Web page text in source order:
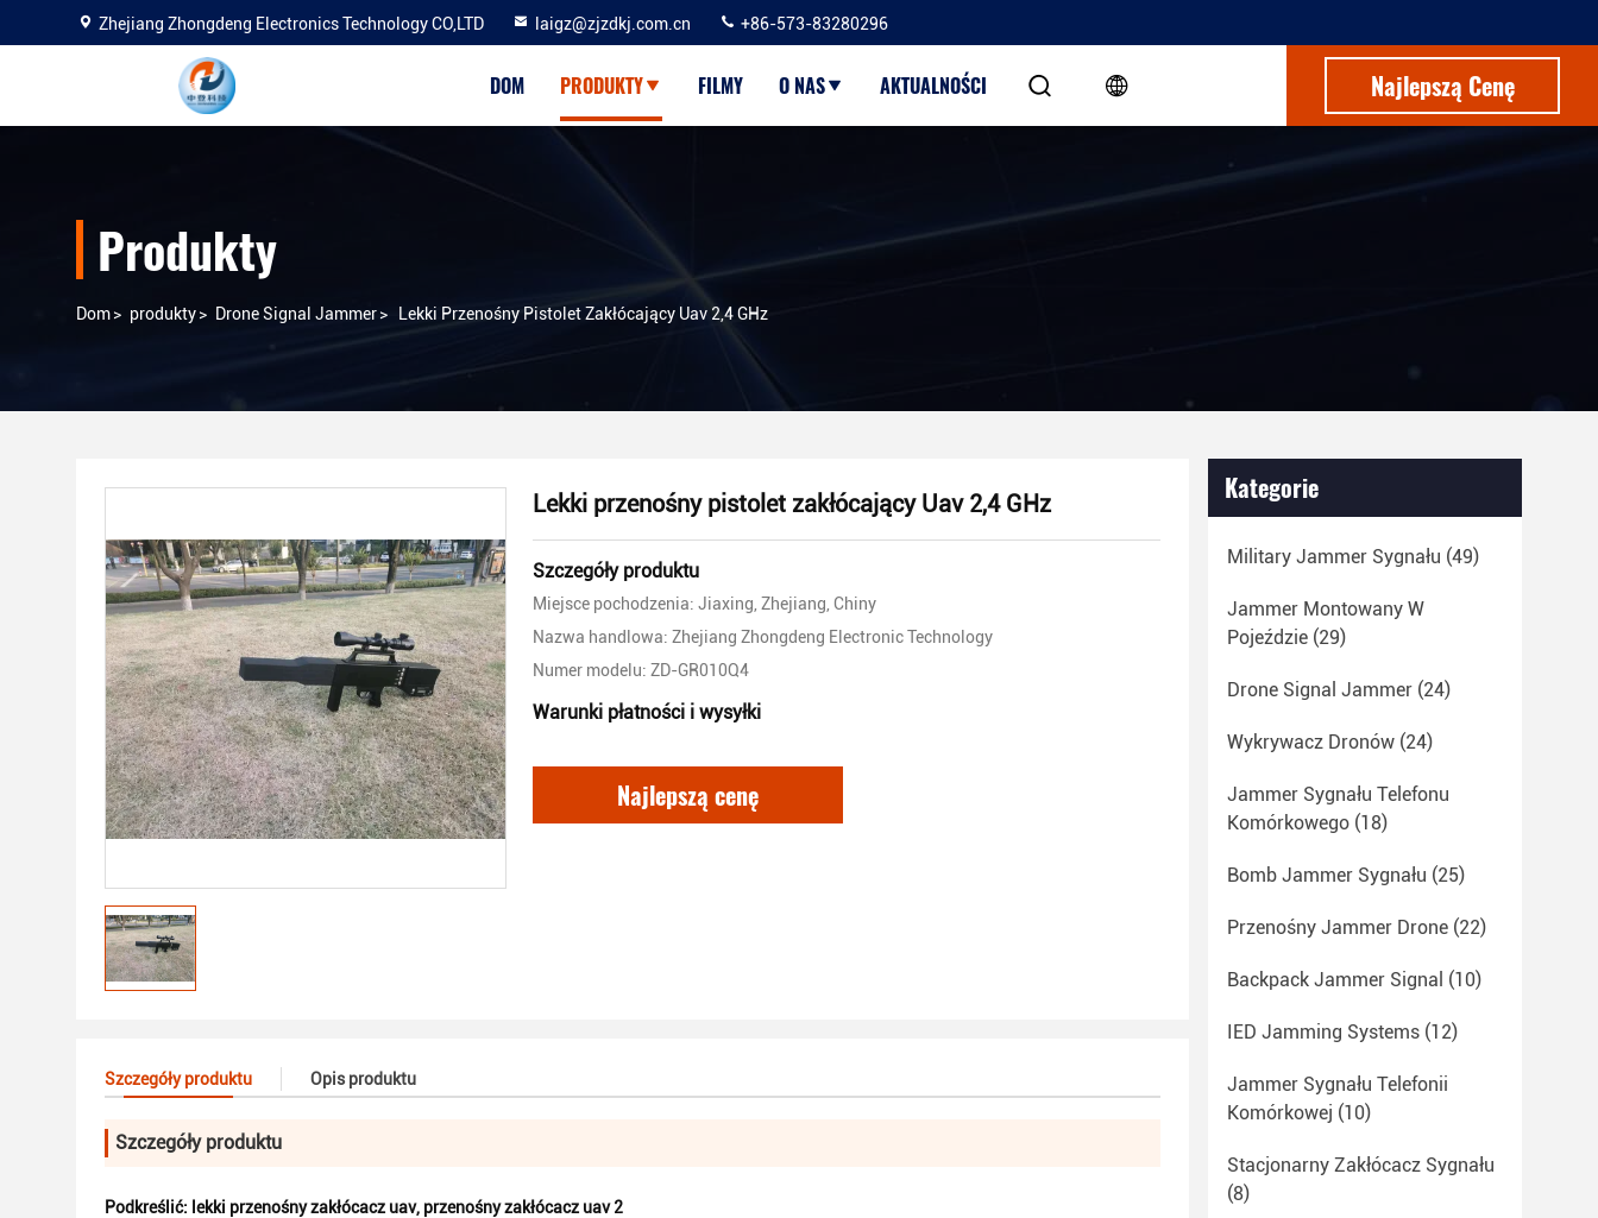
Zhejiang Zhongdeng Electronics Technology CO,LTD laigz@zjzdkj.com.cn +86-573-83280296
DOM PRODUKTY FILMY O NAS AKTUALNOŚCI Najlepszą Cenę
Produkty
Dom> produkty> Drone Signal Jammer> Lekki Przenośny Pistolet Zakłócający Uav 2,4 GHz
Lekki przenośny pistolet zakłócający Uav 2,4 GHz
Szczegóły produktu
Miejsce pochodzenia: Jiaxing, Zhejiang, Chiny
Nazwa handlowa: Zhejiang Zhongdeng Electronic Technology
Numer modelu: ZD-GR010Q4
Warunki płatności i wysyłki
Najlepszą cenę
Szczegóły produktu Opis produktu
Szczegóły produktu
Podkreślić: lekki przenośny zakłócacz uav, przenośny zakłócacz uav 2
Kategorie
Military Jammer Sygnału (49)
Jammer Montowany W
Pojeździe (29)
Drone Signal Jammer (24)
Wykrywacz Dronów (24)
Jammer Sygnału Telefonu
Komórkowego (18)
Bomb Jammer Sygnału (25)
Przenośny Jammer Drone (22)
Backpack Jammer Signal (10)
IED Jamming Systems (12)
Jammer Sygnału Telefonii
Komórkowej (10)
Stacjonarny Zakłócacz Sygnału
(8)